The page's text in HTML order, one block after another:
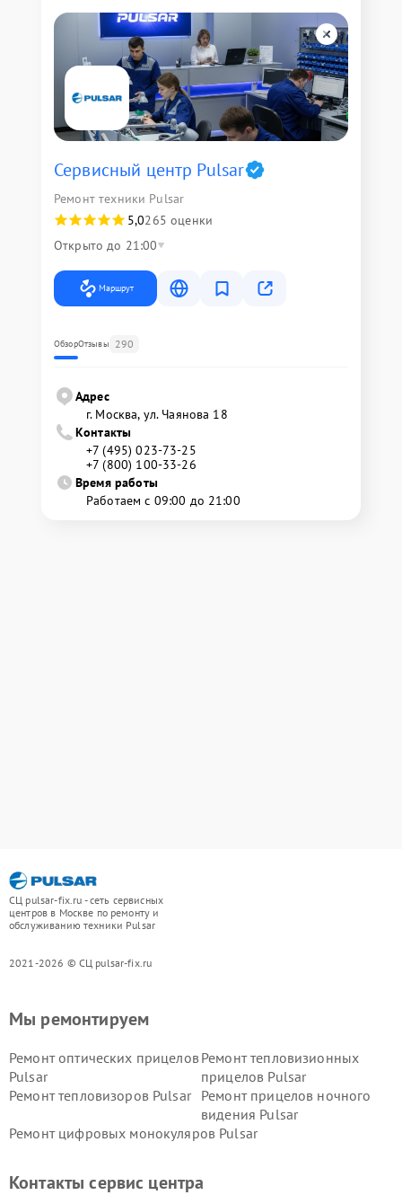
Сервисный центр Pulsar
Ремонт техники Pulsar
5,0265 оценки
Открыто до 21:00
Маршрут
ОбзорОтзывы 290
Адрес
г. Москва, ул. Чаянова 18
Контакты
+7 (495) 023-73-25
+7 (800) 100-33-26
Время работы
Работаем с 09:00 до 21:00
СЦ pulsar-fix.ru - сеть сервисных
центров в Москве по ремонту и
обслуживанию техники Pulsar
2021-2026 © СЦ pulsar-fix.ru
Мы ремонтируем
Ремонт оптических прицелов
Pulsar
Ремонт тепловизионных
прицелов Pulsar
Ремонт тепловизоров Pulsar
Ремонт прицелов ночного
видения Pulsar
Ремонт цифровых монокуляров Pulsar
Контакты сервис центра